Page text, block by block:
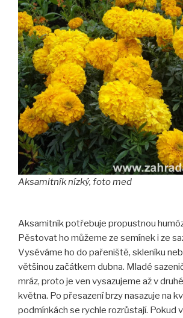
Aksamitník nízký, foto med
Aksamitník potřebuje propustnou
Pěstovat ho můžeme ze semínek i ze
Vyséváme ho do pařeniště, skleníku
většinou začátkem dubna. Mladé
mráz, proto je ven vysazujeme až v
května. Po přesazení brzy nasazuje na
podmínkách se rychle rozrůstají. Pokud